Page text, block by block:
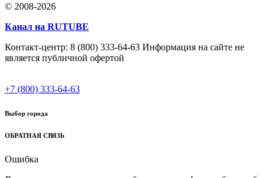
© 2008-2026
Канал на RUTUBE
Контакт-центр: 8 (800) 333-64-63 Информация на сайте не
является публичной офертой
+7 (800) 333-64-63
Выбор города
ОБРАТНАЯ СВЯЗЬ
Ошибка